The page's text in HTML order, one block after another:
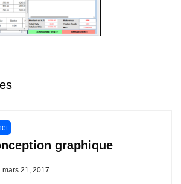
graphique
mars 21, 2017